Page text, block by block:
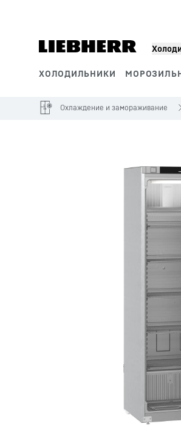
ХОЛОДИЛЬНИКИ
Охлаждение и замораживание